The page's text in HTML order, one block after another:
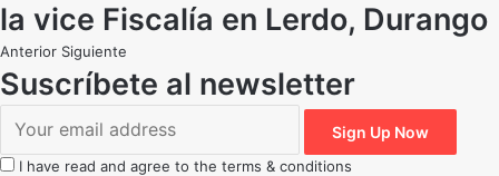
la vice Fiscalía en Lerdo, Durango
Anterior Siguiente
Suscríbete al newsletter
I have read and agree to the terms & conditions